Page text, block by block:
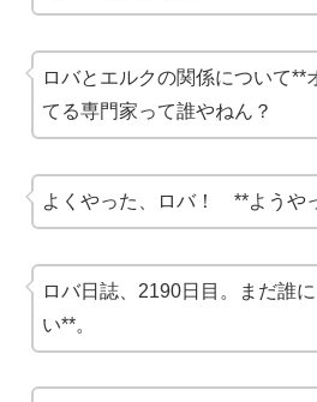
ロバとエルクの関係について**
てる専門家って誰やねん？
よくやった、ロバ！ **ようや
ロバ日誌、2190日目。まだ誰
い**。